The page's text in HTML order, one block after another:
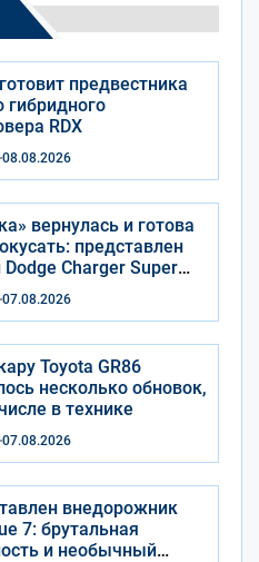
предвестника
гибридного
RDX
08.08.2026
вернулась и готова
представлен
Charger Super
07.08.2026
Toyota GR86
несколько обновок,
в технике
07.08.2026
внедорожник
7: брутальная
и необычный